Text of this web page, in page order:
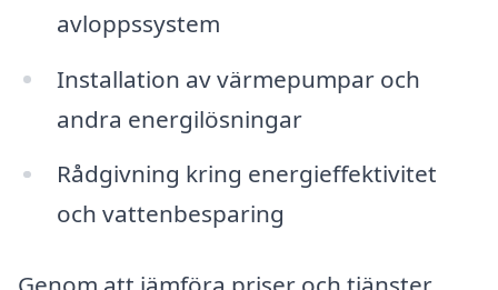
avloppssystem
Installation av värmepumpar och
andra energilösningar
Rådgivning kring energieffektivitet
och vattenbesparing